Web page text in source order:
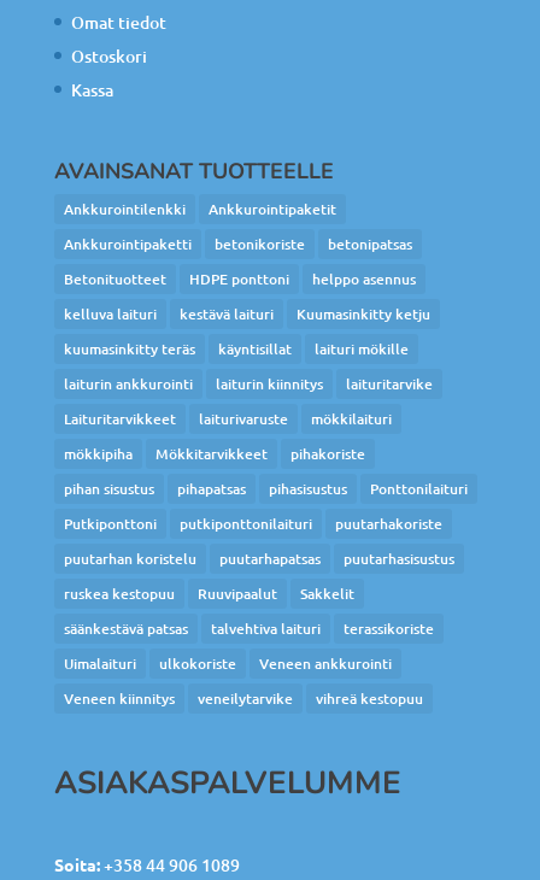
Omat tiedot
Ostoskori
Kassa
AVAINSANAT TUOTTEELLE
Ankkurointilenkki
Ankkurointipaketit
Ankkurointipaketti
betonikoriste
betonipatsas
Betonituotteet
HDPE ponttoni
helppo asennus
kelluva laituri
kestävä laituri
Kuumasinkitty ketju
kuumasinkitty teräs
käyntisillat
laituri mökille
laiturin ankkurointi
laiturin kiinnitys
laituritarvike
Laituritarvikkeet
laiturivaruste
mökkilaituri
mökkipiha
Mökkitarvikkeet
pihakoriste
pihan sisustus
pihapatsas pihasisustus
Ponttonilaituri
Putkiponttoni
putkiponttonilaituri
puutarhakoriste
puutarhan koristelu
puutarhapatsas
puutarhasisustus
ruskea kestopuu
Ruuvipaalut
Sakkelit
säänkestävä patsas
talvehtiva laituri
terassikoriste
Uimalaituri
ulkokoriste
Veneen ankkurointi
Veneen kiinnitys
veneilytarvike vihreä kestopuu
ASIAKASPALVELUMME
Soita:+358 44 906 1089